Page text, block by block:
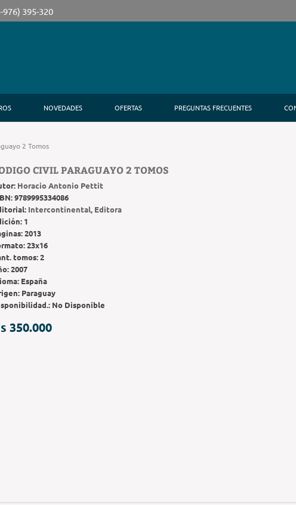
395-320
NOVEDADES OFERTAS PREGUNTAS FRECUENTES
2 Tomos
CIVIL PARAGUAYO 2 TOMOS
Horacio Antonio Pettit
9789995334086
Intercontinental, Editora
1
2013
23x16
tomos:2
2007
España
Paraguay
No Disponible
350.000